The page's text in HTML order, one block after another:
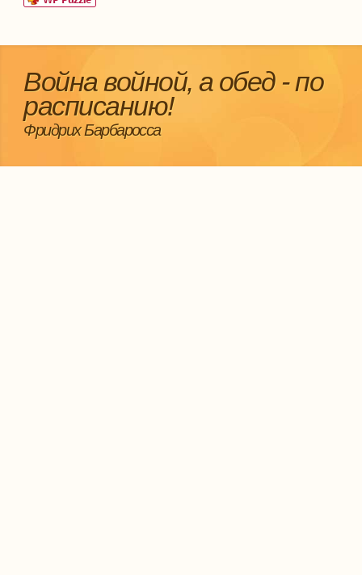
Война войной, а обед - по
расписанию!
Фридрих Барбаросса